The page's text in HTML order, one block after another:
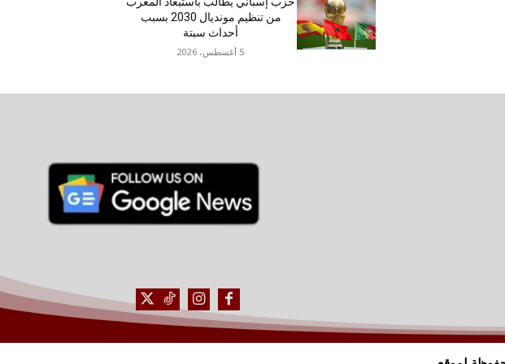
من تنظيم مونديال 2030 بسبب
أحداث سبتة
5 أغسطس، 2026